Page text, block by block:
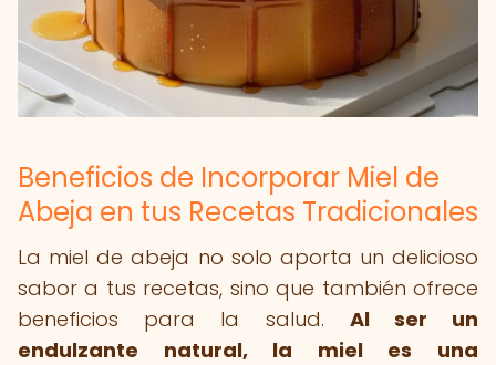
Beneficios de Incorporar Miel de
Abeja en tus Recetas Tradicionales
La miel de abeja no solo aporta un delicioso
sabor a tus recetas, sino que también ofrece
beneficios para la salud. Al ser un
endulzante natural, la miel es una